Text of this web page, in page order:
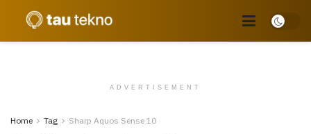
ADVERTISEMENT
Home Tag Sharp Aquos Sense 10